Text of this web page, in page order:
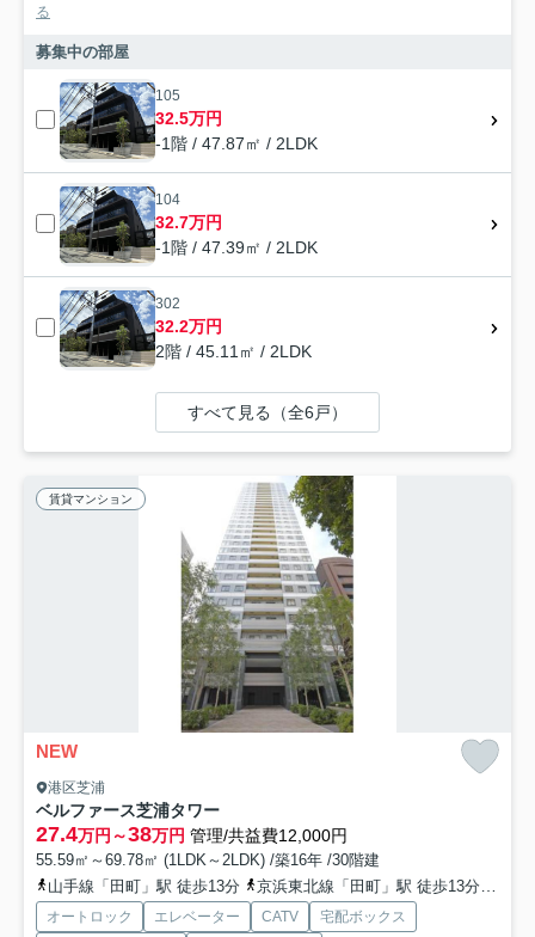
る
募集中の部屋
105
32.5万円
-1階 / 47.87㎡ / 2LDK
104
32.7万円
-1階 / 47.39㎡ / 2LDK
302
32.2万円
2階 / 45.11㎡ / 2LDK
すべて見る（全6戸）
賃貸マンション
NEW
港区芝浦
ベルファース芝浦タワー
27.4万円～38万円 管理/共益費12,000円
55.59㎡～69.78㎡ (1LDK～2LDK) /築16年 /30階建
山手線「田町」駅 徒歩13分
京浜東北線「田町」駅 徒歩13分
オートロック エレベーター CATV
宅配ボックス